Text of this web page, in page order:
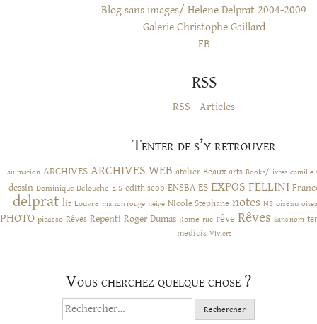
Blog sans images/ Helene Delprat 2004-2009
Galerie Christophe Gaillard
FB
RSS
RSS - Articles
Tenter de s’y retrouver
animation ARCHIVES ARCHIVES WEB atelier Beaux arts Books/Livres camille
dessin Dominique Delouche E.S edith scob ENSBA ES EXPOS FELLINI
delprat lit Louvre maison rouge neige NIcole Stephane notes NS oiseau
PHOTO picasso Rêves Repenti Roger Dumas Rome rue rêve Rêves Sans nom
medicis Viviers
Vous cherchez quelque chose ?
Rechercher :